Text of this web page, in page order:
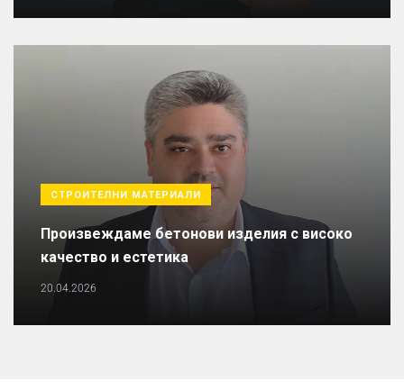
СТРОИТЕЛНИ МАТЕРИАЛИ
Произвеждаме бетонови изделия с високо
качество и естетика
20.04.2026